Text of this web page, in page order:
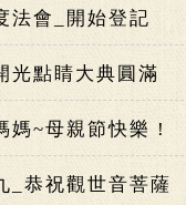
法會_開始登記
光點睛大典圓滿
媽~母親節快樂 !
_恭祝觀世音菩薩